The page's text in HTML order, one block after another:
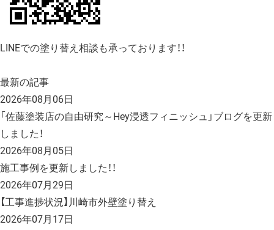
LINEでの塗り替え相談も承っております！！
最新の記事
2026年08月06日
「佐藤塗装店の自由研究～Hey浸透フィニッシュ」ブログを更新
しました！
2026年08月05日
施工事例を更新しました！！
2026年07月29日
【工事進捗状況】川崎市外壁塗り替え
2026年07月17日